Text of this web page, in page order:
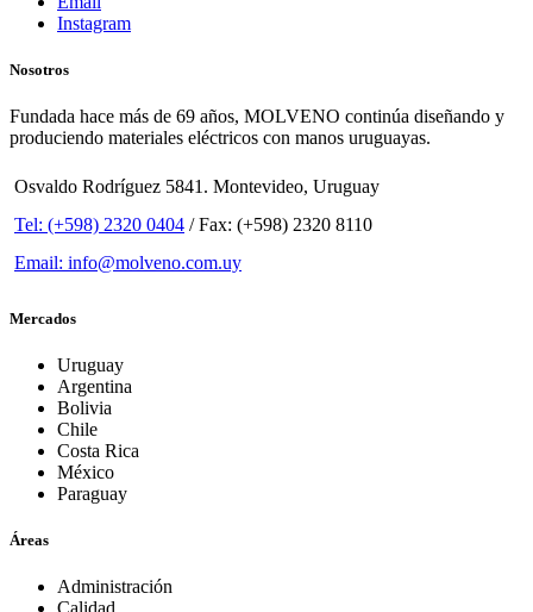
Instagram
Nosotros
Fundada hace más de 69 años, MOLVENO continúa diseñando y
produciendo materiales eléctricos con manos uruguayas.
Osvaldo Rodríguez 5841. Montevideo, Uruguay
Tel: (+598) 2320 0404 / Fax: (+598) 2320 8110
Email: info@molveno.com.uy
Mercados
Uruguay
Argentina
Bolivia
Chile
Costa Rica
México
Paraguay
Áreas
Administración
Calidad